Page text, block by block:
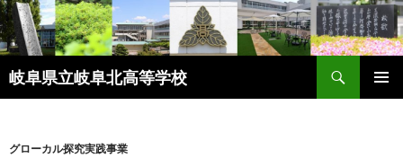
岐阜県立岐阜北高等学校
索
ン
グローカル探究実践事業